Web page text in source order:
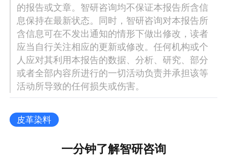
的报告或文章。智研咨询均不保证本报告所含信
息保持在最新状态。同时，智研咨询对本报告所
含信息可在不发出通知的情形下做出修改，读者
应当自行关注相应的更新或修改。任何机构或个
人应对其利用本报告的数据、分析、研究、部分
或者全部内容所进行的一切活动负责并承担该等
活动所导致的任何损失或伤害。
皮革染料
一分钟了解智研咨询